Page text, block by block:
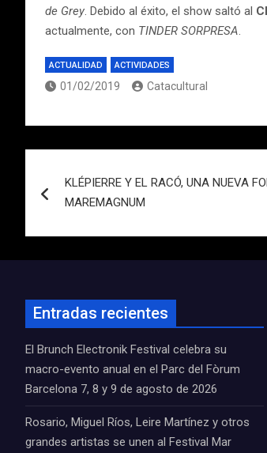
de Grey. Debido al éxito, el show saltó al
actualmente, con TINDER SORPRESA.
ACTUALIDAD ACTIVIDADES
01/02/2019 Catacultural
de
entradas
KLÉPIERRE Y EL RACÓ, UNA NUEVA
MAREMAGNUM
Entradas recientes
El Brunch Electronik Festival celebra su
macro-evento anual en el Parc del Fòrum
Barcelona 7, 8 y 9 de agosto de 2026
Rosario, Miguel Ríos, Leire Martínez y otros
grandes artistas se unen al Festival Mar